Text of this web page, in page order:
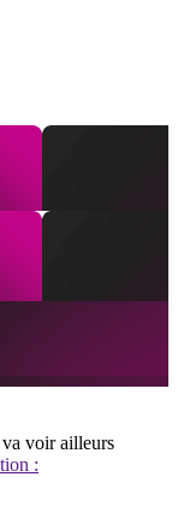
voir ailleurs
: